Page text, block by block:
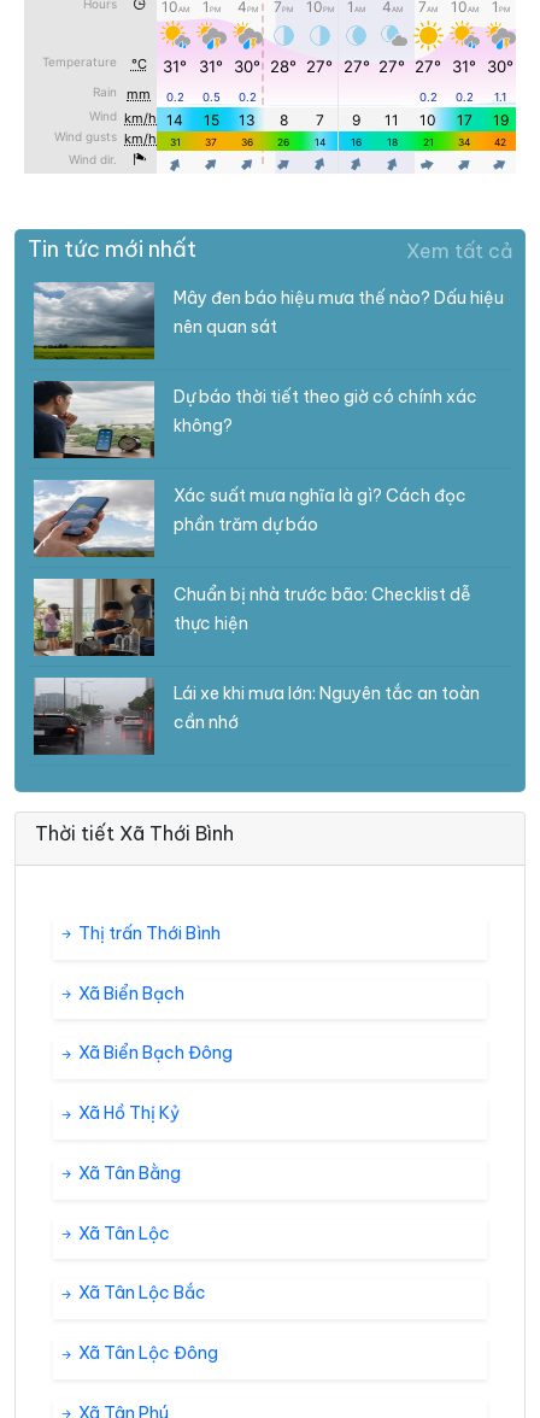
Tin tức mới nhất Xem tất cả
Mây đen báo hiệu mưa thế nào? Dấu hiệu
nên quan sát
Dự báo thời tiết theo giờ có chính xác
không?
Xác suất mưa nghĩa là gì? Cách đọc
phần trăm dự báo
Chuẩn bị nhà trước bão: Checklist dễ
thực hiện
Lái xe khi mưa lớn: Nguyên tắc an toàn
cần nhớ
Thời tiết Xã Thới Bình
Thị trấn Thới Bình
Xã Biển Bạch
Xã Biển Bạch Đông
Xã Hồ Thị Kỷ
Xã Tân Bằng
Xã Tân Lộc
Xã Tân Lộc Bắc
Xã Tân Lộc Đông
Xã Tân Phú